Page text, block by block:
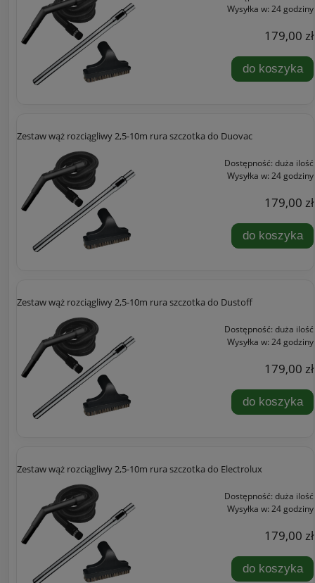
Wysyłka w: 24 godziny
179,00 zł
do koszyka
Zestaw wąż rozciągliwy 2,5-10m rura szczotka do Duovac
Dostępność: duża ilość
Wysyłka w: 24 godziny
179,00 zł
do koszyka
Zestaw wąż rozciągliwy 2,5-10m rura szczotka do Dustoff
Dostępność: duża ilość
Wysyłka w: 24 godziny
179,00 zł
do koszyka
Zestaw wąż rozciągliwy 2,5-10m rura szczotka do Electrolux
Dostępność: duża ilość
Wysyłka w: 24 godziny
179,00 zł
do koszyka